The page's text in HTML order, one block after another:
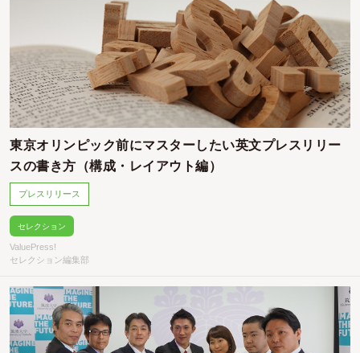
東京オリンピック前にマスターしたい英文プレスリリー
スの書き方（構成・レイアウト編）
プレスリリース
セレクション
ValuePress!
セレクション編集部